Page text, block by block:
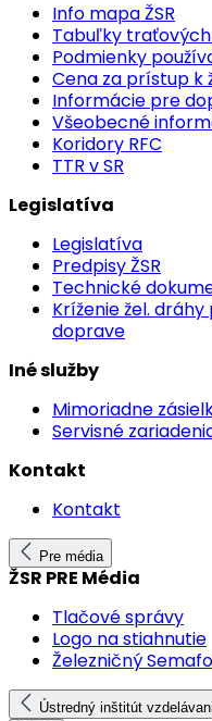
Info mapa ŽSR
Tabuľky
Podmienky
Cena za prístup k
Informácie pre
Všeobecné
Koridory RFC
TTR v SR
Legislatíva
Legislatíva
Predpisy ŽSR
Technické
Kríženie žel.
doprave
Iné služby
Mimoriadne
Servisné
Kontakt
Kontakt
Pre média
ŽSR PRE Média
Tlačové správy
Logo na stiahnutie
Železničný
Ústredný inštitút